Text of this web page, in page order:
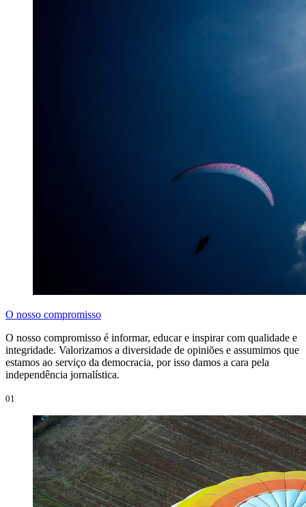
O nosso compromisso
O nosso compromisso é informar, educar e inspirar com qualidade e
integridade. Valorizamos a diversidade de opiniões e assumimos que
estamos ao serviço da democracia, por isso damos a cara pela
independência jornalística.
01